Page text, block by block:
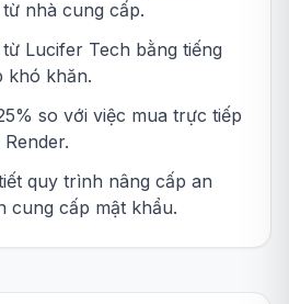
nhà cung cấp.
Lucifer Tech bằng tiếng
khó khăn.
so với việc mua trực tiếp
quy trình nâng cấp an
cung cấp mật khẩu.